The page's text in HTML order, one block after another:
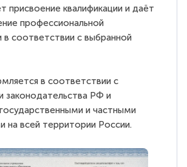
присвоение квалификации и даёт
профессиональной
в соответствии с выбранной
в соответствии с
законодательства РФ и
и частными
на всей территории России.